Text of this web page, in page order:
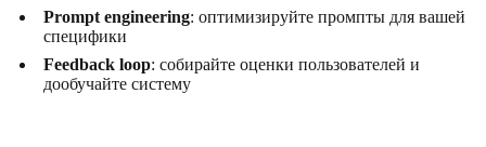
Prompt engineering: оптимизируйте промпты для вашей
специфики
Feedback loop: собирайте оценки пользователей и
дообучайте систему